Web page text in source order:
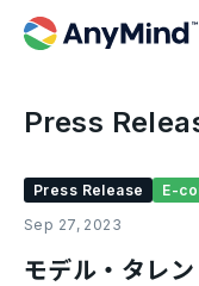
Press
Press Release
E-
Sep 27, 2023
モデル・タレ